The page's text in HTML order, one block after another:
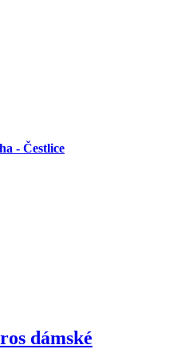
- Čestlice
dámské